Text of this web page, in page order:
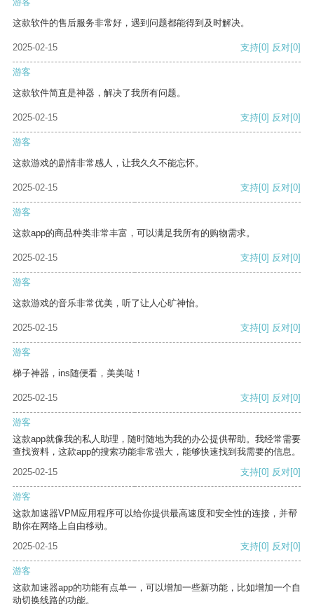
这款软件的售后服务非常好，遇到问题都能得到及时解决。
2025-02-15 支持[0] 反对[0]
游客
这款软件简直是神器，解决了我所有问题。
2025-02-15 支持[0] 反对[0]
游客
这款游戏的剧情非常感人，让我久久不能忘怀。
2025-02-15 支持[0] 反对[0]
游客
这款app的商品种类非常丰富，可以满足我所有的购物需求。
2025-02-15 支持[0] 反对[0]
游客
这款游戏的音乐非常优美，听了让人心旷神怡。
2025-02-15 支持[0] 反对[0]
游客
梯子神器，ins随便看，美美哒！
2025-02-15 支持[0] 反对[0]
游客
这款app就像我的私人助理，随时随地为我的办公提供帮助。我经常需要
查找资料，这款app的搜索功能非常强大，能够快速找到我需要的信息。
2025-02-15
支持[0] 反对[0]
游客
这款加速器VPM应用程序可以给你提供最高速度和安全性的连接，并帮
助你在网络上自由移动。
2025-02-15
支持[0] 反对[0]
游客
这款加速器app的功能有点单一，可以增加一些新功能，比如增加一个自
动切换线路的功能。